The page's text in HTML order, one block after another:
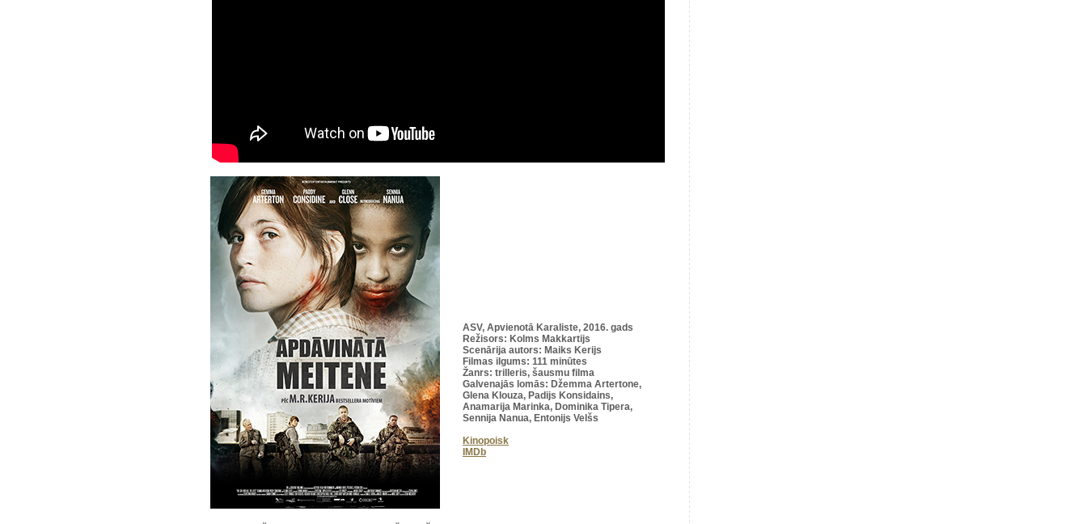
ASV, Apvienotā Karaliste, 2016. gads
Režisors: Kolms Makkartijs
Scenārija autors: Maiks Kerijs
Filmas ilgums: 111 minūtes
Žanrs: trilleris, šausmu filma
Galvenajās lomās: Džemma Artertone,
Glena Klouza, Padijs Konsidains,
Anamarija Marinka, Dominika Tipera,
Sennija Nanua, Entonijs Velšs
Kinopoisk
IMDb